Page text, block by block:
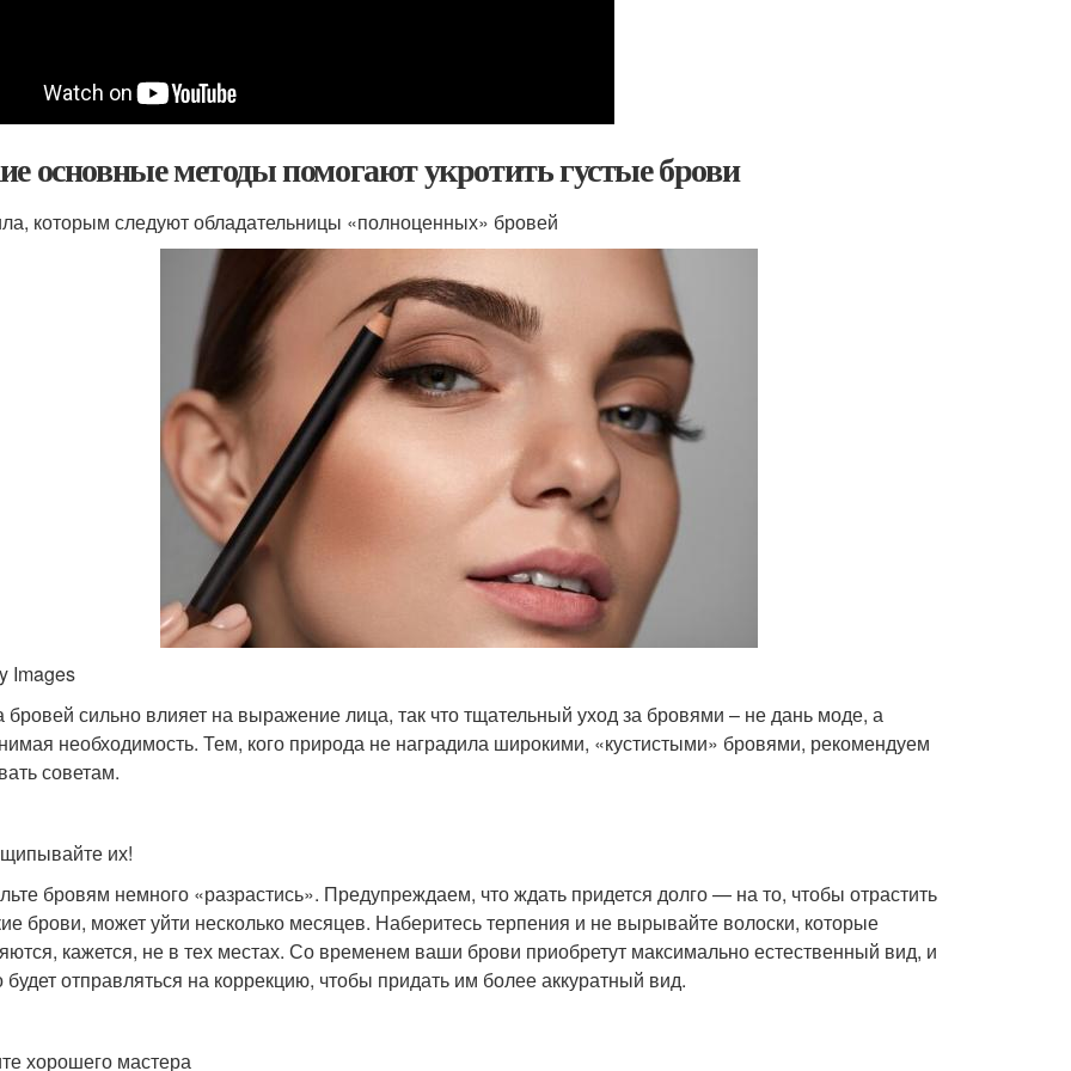
основные методы помогают укротить густые брови
которым следуют обладательницы «полноценных» бровей
Images
сильно влияет на выражение лица, так что тщательный уход за бровями – не дань моде, а
необходимость. Тем, кого природа не наградила широкими, «кустистыми» бровями, рекомендуем
советам.
их!
бровям немного «разрастись». Предупреждаем, что ждать придется долго — на то, чтобы отрастить
брови, может уйти несколько месяцев. Наберитесь терпения и не вырывайте волоски, которые
кажется, не в тех местах. Со временем ваши брови приобретут максимально естественный вид, и
отправляться на коррекцию, чтобы придать им более аккуратный вид.
хорошего мастера